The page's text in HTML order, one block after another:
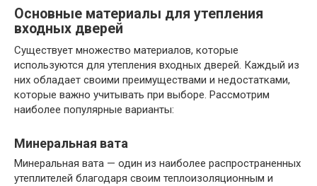
Основные материалы для утепления
входных дверей
Существует множество материалов, которые
используются для утепления входных дверей. Каждый из
них обладает своими преимуществами и недостатками,
которые важно учитывать при выборе. Рассмотрим
наиболее популярные варианты:
Минеральная вата
Минеральная вата — один из наиболее распространенных
утеплителей благодаря своим теплоизоляционным и